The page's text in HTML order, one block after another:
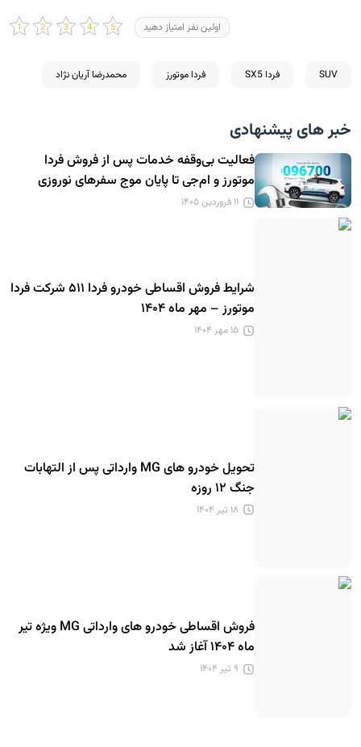
اولین نفر امتیاز دهید
SUV فردا SX5 فردا موتورز محمدرضا آریان نژاد
خبر های پیشنهادی
فعالیت بی‌وقفه خدمات پس از فروش فردا
موتورز و ام‌جی تا پایان موج سفرهای نوروزی
۱۱ فروردین ۱۴۰۵
شرایط فروش اقساطی خودرو فردا ۵۱۱ شرکت فردا
موتورز – مهر ماه ۱۴۰۴
۱۵ مهر ۱۴۰۴
تحویل خودرو های MG وارداتی پس از التهابات
جنگ ۱۲ روزه
۱۸ تیر ۱۴۰۴
فروش اقساطی خودرو های وارداتی MG ویژه تیر
ماه ۱۴۰۴ آغاز شد
۹ تیر ۱۴۰۴